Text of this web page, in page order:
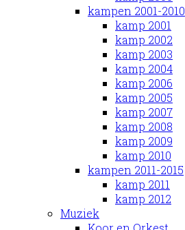
kampen 2001-2010
kamp 2001
kamp 2002
kamp 2003
kamp 2004
kamp 2006
kamp 2005
kamp 2007
kamp 2008
kamp 2009
kamp 2010
kampen 2011-2015
kamp 2011
kamp 2012
Muziek